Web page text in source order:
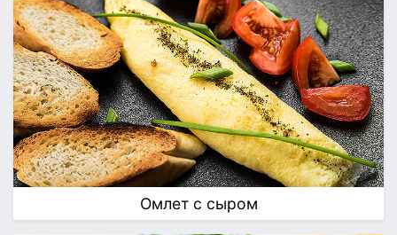
Омлет с сыром